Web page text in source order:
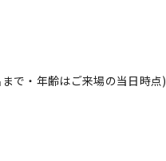
で・年齢はご来場の当日時点)